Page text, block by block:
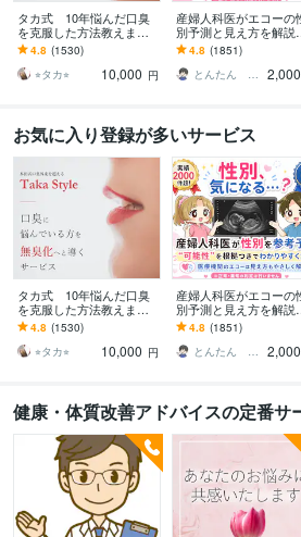
タカ式 10年悩んだ口臭
を克服した方法教えます
本田式口臭外来でもダメ
だった口臭を克服した方
法
4.8 (1530)
⭐︎タカ⭐︎
10,000 円
産婦人科医がエコーの
別予測と見え方を解説し
ます 性別予測が可能か不
安な方はお見積もりから
無料で確認可
4.8 (1851)
とんたん 周産期専門医 超音波専門医
2,000
お気に入り登録が多いサービス
タカ式 10年悩んだ口臭
を克服した方法教えます
本田式口臭外来でもダメ
だった口臭を克服した方
法
4.8 (1530)
⭐︎タカ⭐︎
10,000 円
産婦人科医がエコーの
別予測と見え方を解説し
ます 性別予測が可能か不
安な方はお見積もりから
無料で確認可
4.8 (1851)
とんたん 周産期専門医 超音波専門医
2,000
健康・体質改善アドバイスの定番サ